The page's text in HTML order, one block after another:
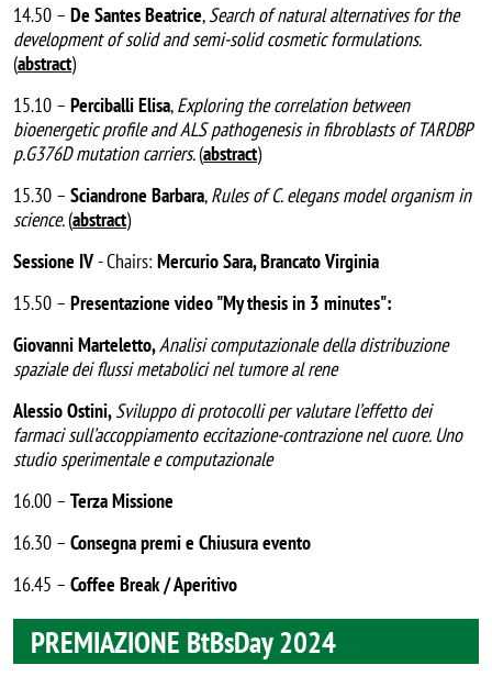
14.50 – De Santes Beatrice,Search of natural alternatives for the
development of solid and semi-solid cosmetic formulations.
(abstract)
15.10 – Perciballi Elisa,Exploring the correlation between
bioenergetic profile and ALS pathogenesis in fibroblasts of TARDBP
p.G376D mutation carriers.(abstract)
15.30 – Sciandrone Barbara,Rules of C. elegans model organism in
science.(abstract)
Sessione IV- Chairs: Mercurio Sara, Brancato Virginia
15.50 – Presentazione video "My thesis in 3 minutes":
Giovanni Marteletto,Analisi computazionale della distribuzione
spaziale dei flussi metabolici nel tumore al rene
Alessio Ostini,Sviluppo di protocolli per valutare l’effetto dei
farmaci sull’accoppiamento eccitazione-contrazione nel cuore. Uno
studio sperimentale e computazionale
16.00 – Terza Missione
16.30 – Consegna premi e Chiusura evento
16.45 – Coffee Break / Aperitivo
PREMIAZIONE BtBsDay 2024